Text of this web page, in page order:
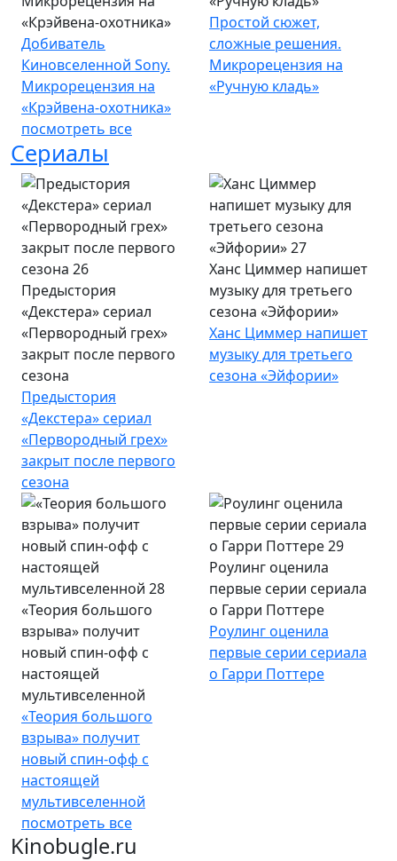
«Крэйвена-охотника»
Добиватель
Киновселенной Sony.
Микрорецензия на
«Крэйвена-охотника»
Простой сюжет,
сложные решения.
Микрорецензия на
«Ручную кладь»
посмотреть все
Сериалы
Предыстория
«Декстера» сериал
«Первородный грех»
закрыт после первого
сезона
Предыстория
«Декстера» сериал
«Первородный грех»
закрыт после первого
сезона
Ханс Циммер напишет
музыку для третьего
сезона «Эйфории»
Ханс Циммер напишет
музыку для третьего
сезона «Эйфории»
«Теория большого
взрыва» получит
новый спин-офф с
настоящей
мультивселенной
«Теория большого
взрыва» получит
новый спин-офф с
настоящей
мультивселенной
Роулинг оценила
первые серии сериала
о Гарри Поттере
Роулинг оценила
первые серии сериала
о Гарри Поттере
посмотреть все
Kinobugle.ru